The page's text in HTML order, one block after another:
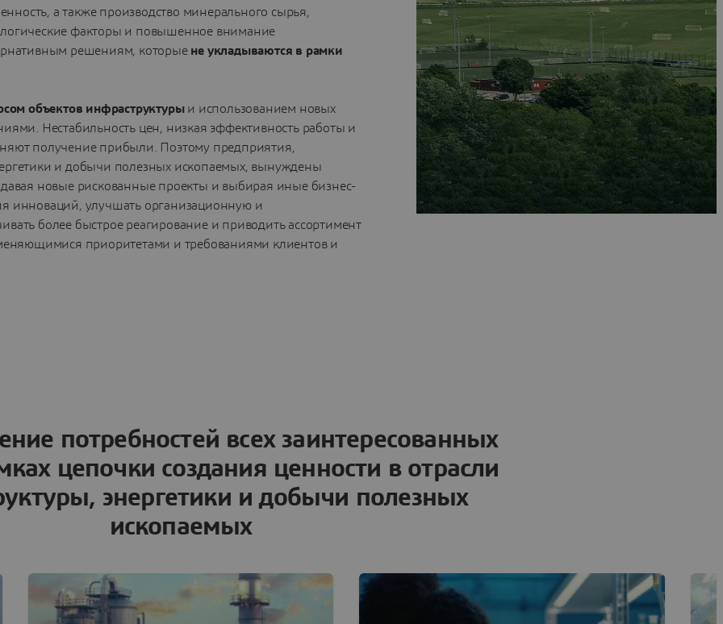
а также производство минерального сырья,
факторы и повышенное внимание
решениям, которые не укладываются в рамки
объектов инфраструктурыи использованием новых
Нестабильность цен, низкая эффективность работы и
получение прибыли. Поэтому предприятия,
и добычи полезных ископаемых, вынуждены
новые рискованные проекты и выбирая иные бизнес-
инноваций, улучшать организационную и
более быстрое реагирование и приводить ассортимент
приоритетами и требованиями клиентов и
потребностей всех заинтересованных
цепочки создания ценности в отрасли
энергетики и добычи полезных
ископаемых